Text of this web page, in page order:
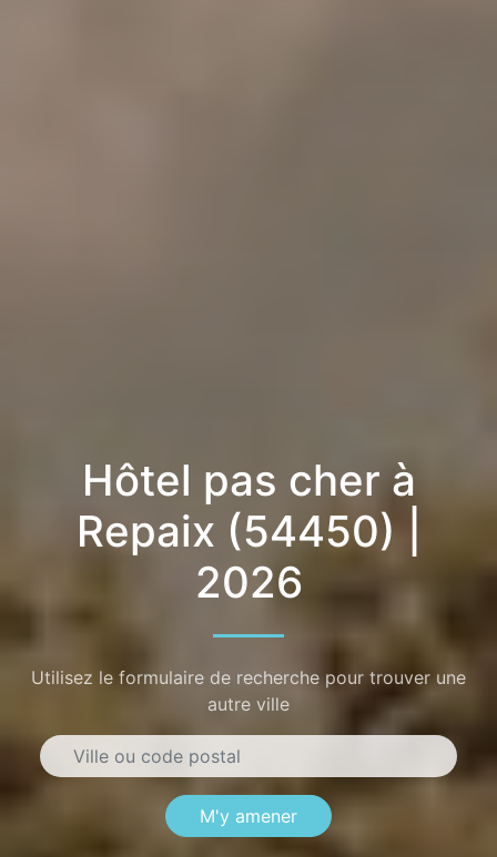
Hôtel pas cher à
Repaix (54450) |
2026
Utilisez le formulaire de recherche pour trouver une
autre ville
M'y amener